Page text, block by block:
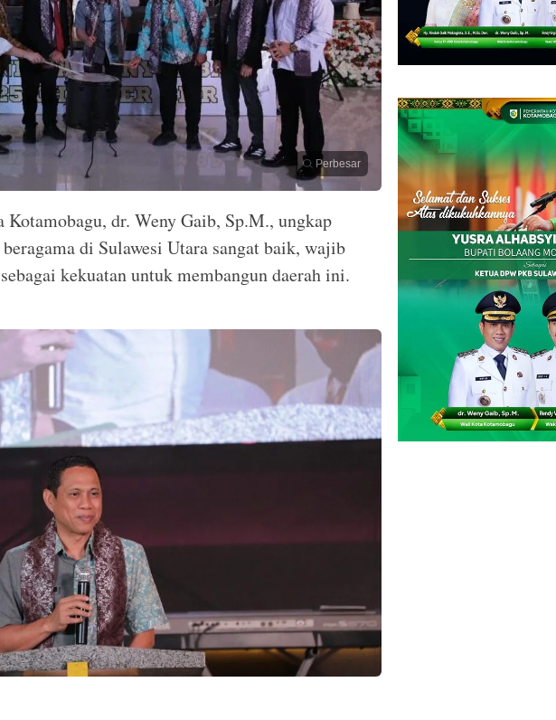
Perbesar
Kotamobagu, dr. Weny Gaib, Sp.M., ungkap
di Sulawesi Utara sangat baik, wajib
kekuatan untuk membangun daerah ini.